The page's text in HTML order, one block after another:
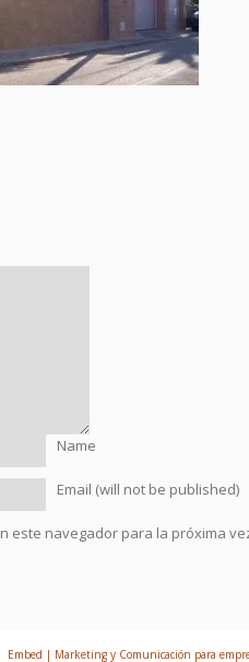
Name
Email (will not be published)
este navegador para la próxima
Embed | Marketing y Comunicación para